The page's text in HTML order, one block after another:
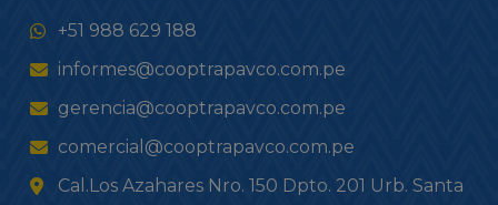
+51 988 629 188
informes@cooptrapavco.com.pe
gerencia@cooptrapavco.com.pe
comercial@cooptrapavco.com.pe
Cal.Los Azahares Nro. 150 Dpto. 201 Urb. Santa